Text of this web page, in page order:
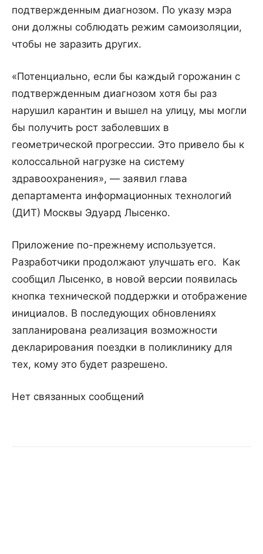
подтвержденным диагнозом. По указу мэра
они должны соблюдать режим самоизоляции,
чтобы не заразить других.
«Потенциально, если бы каждый горожанин с
подтвержденным диагнозом хотя бы раз
нарушил карантин и вышел на улицу, мы могли
бы получить рост заболевших в
геометрической прогрессии. Это привело бы к
колоссальной нагрузке на систему
здравоохранения», — заявил глава
департамента информационных технологий
(ДИТ) Москвы Эдуард Лысенко.
Приложение по-прежнему используется.
Разработчики продолжают улучшать его. Как
сообщил Лысенко, в новой версии появилась
кнопка технической поддержки и отображение
инициалов. В последующих обновлениях
запланирована реализация возможности
декларирования поездки в поликлинику для
тех, кому это будет разрешено.
Нет связанных сообщений